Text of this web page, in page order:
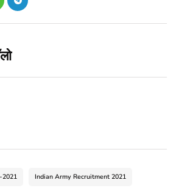
2021 Indian Army Recruitment 2021